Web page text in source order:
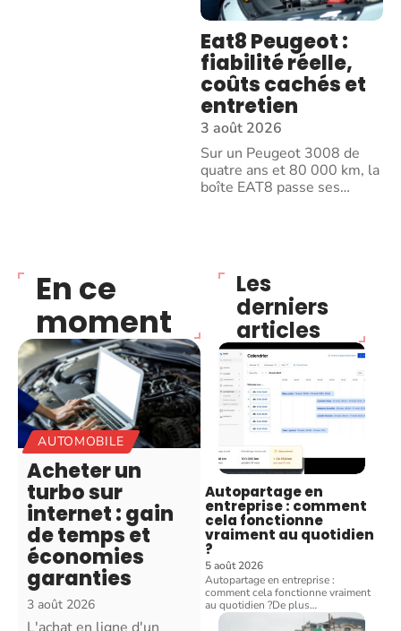
Eat8 Peugeot :
fiabilité réelle,
coûts cachés et
entretien
3 août 2026
Sur un Peugeot 3008 de
quatre ans et 80 000 km, la
boîte EAT8 passe ses…
En ce
moment
AUTOMOBILE
Acheter un
turbo sur
internet : gain
de temps et
économies
garanties
3 août 2026
Les
derniers
articles
Autopartage en
entreprise : comment
cela fonctionne
vraiment au quotidien
?
5 août 2026
Autopartage en entreprise :
comment cela fonctionne vraiment
au quotidien ?De plus…